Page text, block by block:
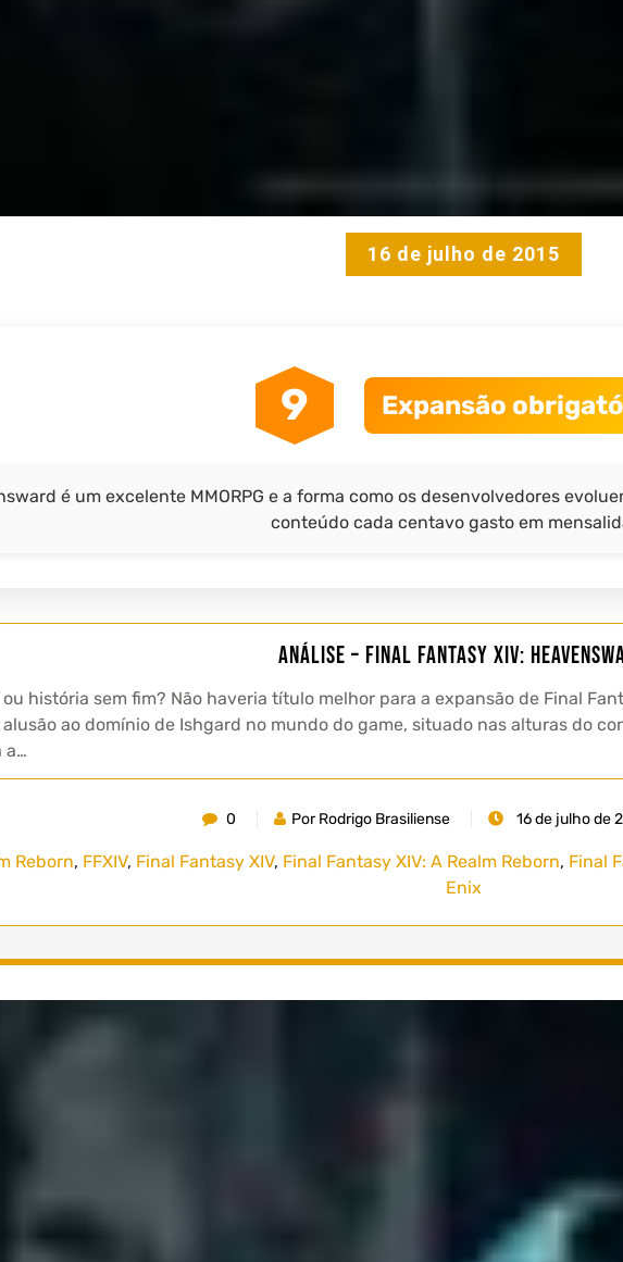
16 de julho de 2015
9 Expansão
é um excelente MMORPG e a forma como os desenvolvedores
conteúdo cada centavo gasto em
Análise – Final Fantasy XIV:
história sem fim? Não haveria título melhor para a expansão de Final
ao domínio de Ishgard no mundo do game, situado nas alturas do
a…
0 Por Rodrigo Brasiliense 16 de julho de
Reborn, FFXIV, Final Fantasy XIV, Final Fantasy XIV: A Realm Reborn, Final
Enix